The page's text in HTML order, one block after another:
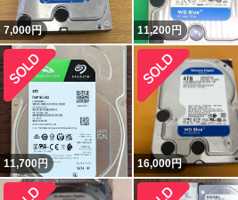
7,000円 11,200 円
11,700円 16,000円